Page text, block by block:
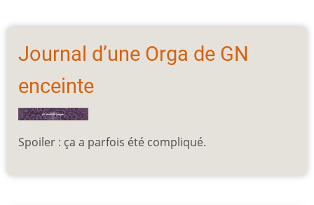
Journal d’une Orga de GN
enceinte
Spoiler : ça a parfois été compliqué.